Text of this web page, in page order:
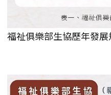
福祉俱樂部生協歷年發